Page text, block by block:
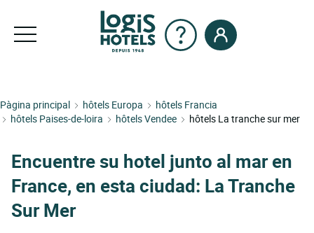
Pàgina principal hôtels Europa
hôtels Francia
hôtels Paises-de-loira
hôtels Vendee hôtels La tranche sur mer
Encuentre su hotel junto al mar en
France, en esta ciudad: La Tranche
Sur Mer